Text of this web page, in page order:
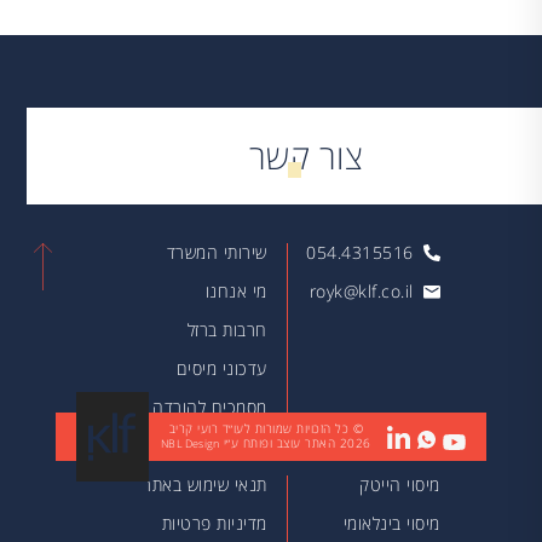
צור קשר
054.4315516
royk@klf.co.il
שירותי המשרד
מי אנחנו
חרבות ברזל
עדכוני מיסים
מסמכים להורדה
מאמרים
מיסוי הייטק
מיסוי בינלאומי
תנאי שימוש באתר
מדיניות פרטיות
© כל הזכויות שמורות לעו״ד רועי קריב
2026 האתר עוצב ופותח ע״י NBL Design